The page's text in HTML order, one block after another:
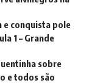
e conquista pole
1 – Grande
sobre
e todos são